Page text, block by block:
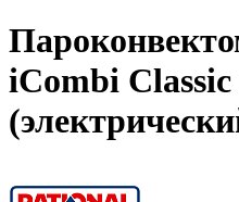
iCombi Classic